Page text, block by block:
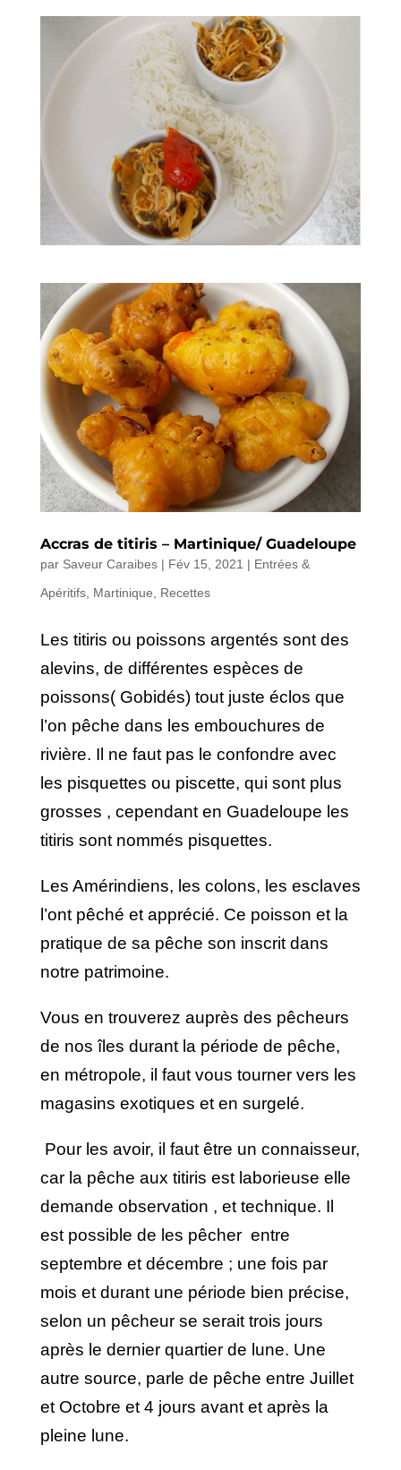
Accras de titiris – Martinique/ Guadeloupe
par Saveur Caraibes| Fév 15, 2021 | Entrées &
Apéritifs, Martinique Recettes
Les titiris ou poissons argentés sont des
alevins, de différentes espèces de
poissons( Gobidés) tout juste éclos que
l’on pêche dans les embouchures de
rivière. Il ne faut pas le confondre avec
les pisquettes ou piscette, qui sont plus
grosses , cependant en Guadeloupe les
titiris sont nommés pisquettes.
Les Amérindiens, les colons, les esclaves
l’ont pêché et apprécié. Ce poisson et la
pratique de sa pêche son inscrit dans
notre patrimoine.
Vous en trouverez auprès des pêcheurs
de nos îles durant la période de pêche,
en métropole, il faut vous tourner vers les
magasins exotiques et en surgelé.
Pour les avoir, il faut être un connaisseur,
car la pêche aux titiris est laborieuse elle
demande observation , et technique. Il
est possible de les pêcher entre
septembre et décembre ; une fois par
mois et durant une période bien précise,
selon un pêcheur se serait trois jours
après le dernier quartier de lune. Une
autre source, parle de pêche entre Juillet
et Octobre et 4 jours avant et après la
pleine lune.